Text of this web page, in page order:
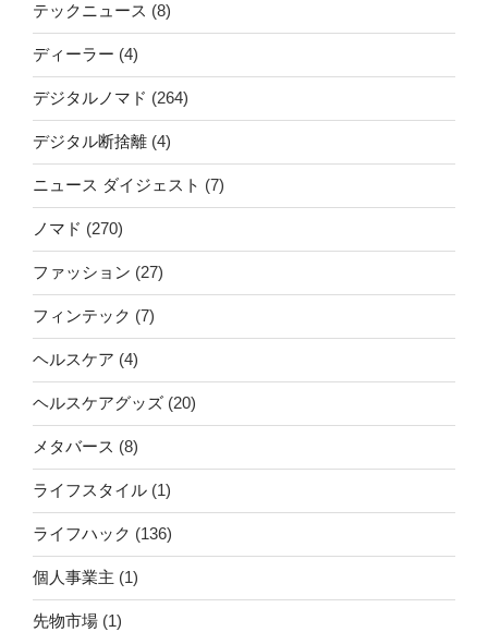
テックニュース (8)
ディーラー (4)
デジタルノマド (264)
デジタル断捨離 (4)
ニュース ダイジェスト (7)
ノマド (270)
ファッション (27)
フィンテック (7)
ヘルスケア (4)
ヘルスケアグッズ (20)
メタバース (8)
ライフスタイル (1)
ライフハック (136)
個人事業主 (1)
先物市場 (1)